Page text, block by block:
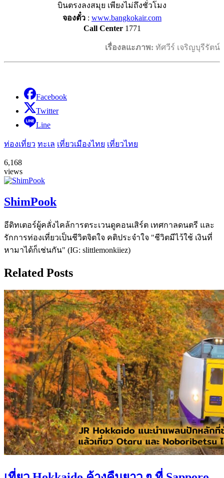
บินตรงลงสมุย เพียงไม่ถึงชั่วโมง
จองตั๋ว : www.bangkokair.com
Call Center1771
เรื่องลแะภาพ: ทัศวีร์ เจริญบุรีรัตน์
Facebook
Twitter
Line
ท่องเที่ยว ทะเล เที่ยวเมืองไทย เที่ยวไทย
6,168
views
ShimPook
อีดิทเตอร์ผู้คลั่งไคล้การตระเวนดูคอนเสิร์ต เทศกาลดนตรี และ
รักการท่องเที่ยวเป็นชีวิตจิตใจ คติประจำใจ "ชีวิตมีไว้ใช้ เงินที่
หามาได้ก็เช่นกัน" (IG: slittlemonkiiez)
Related Posts